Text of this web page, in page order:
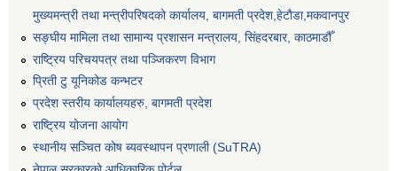
मुख्यमन्त्री तथा मन्त्रीपरिषदको कार्यालय, बागमती प्रदेश,हेटाैडा,मकवानपुर
सङ्‍घीय मामिला तथा सामान्य प्रशासन मन्त्रालय, सिंहदरबार, काठमाडौँ
राष्ट्रिय परिचयपत्र तथा पञ्जिकरण विभाग
प्रिती टु यूनिकोड कन्भटर
प्रदेश स्तरीय कार्यालयहरु, बागमती प्रदेश
राष्ट्रिय योजना आयोग
स्थानीय सञ्चित कोष ब्यवस्थापन प्रणाली (SuTRA)